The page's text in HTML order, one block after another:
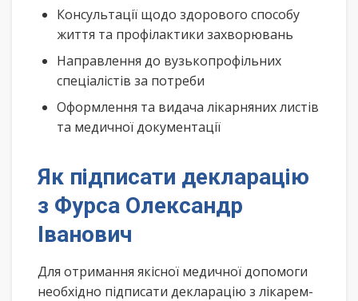
Консультації щодо здорового способу
життя та профілактики захворювань
Направлення до вузькопрофільних
спеціалістів за потреби
Оформлення та видача лікарняних листів
та медичної документації
Як підписати декларацію
з Фурса Олександр
Іванович
Для отримання якісної медичної допомоги
необхідно підписати декларацію з лікарем-